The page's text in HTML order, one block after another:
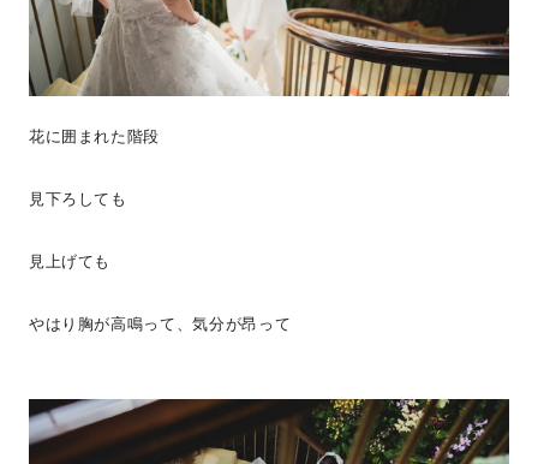
花に囲まれた階段
見下ろしても
見上げても
やはり胸が高鳴って、気分が昂って